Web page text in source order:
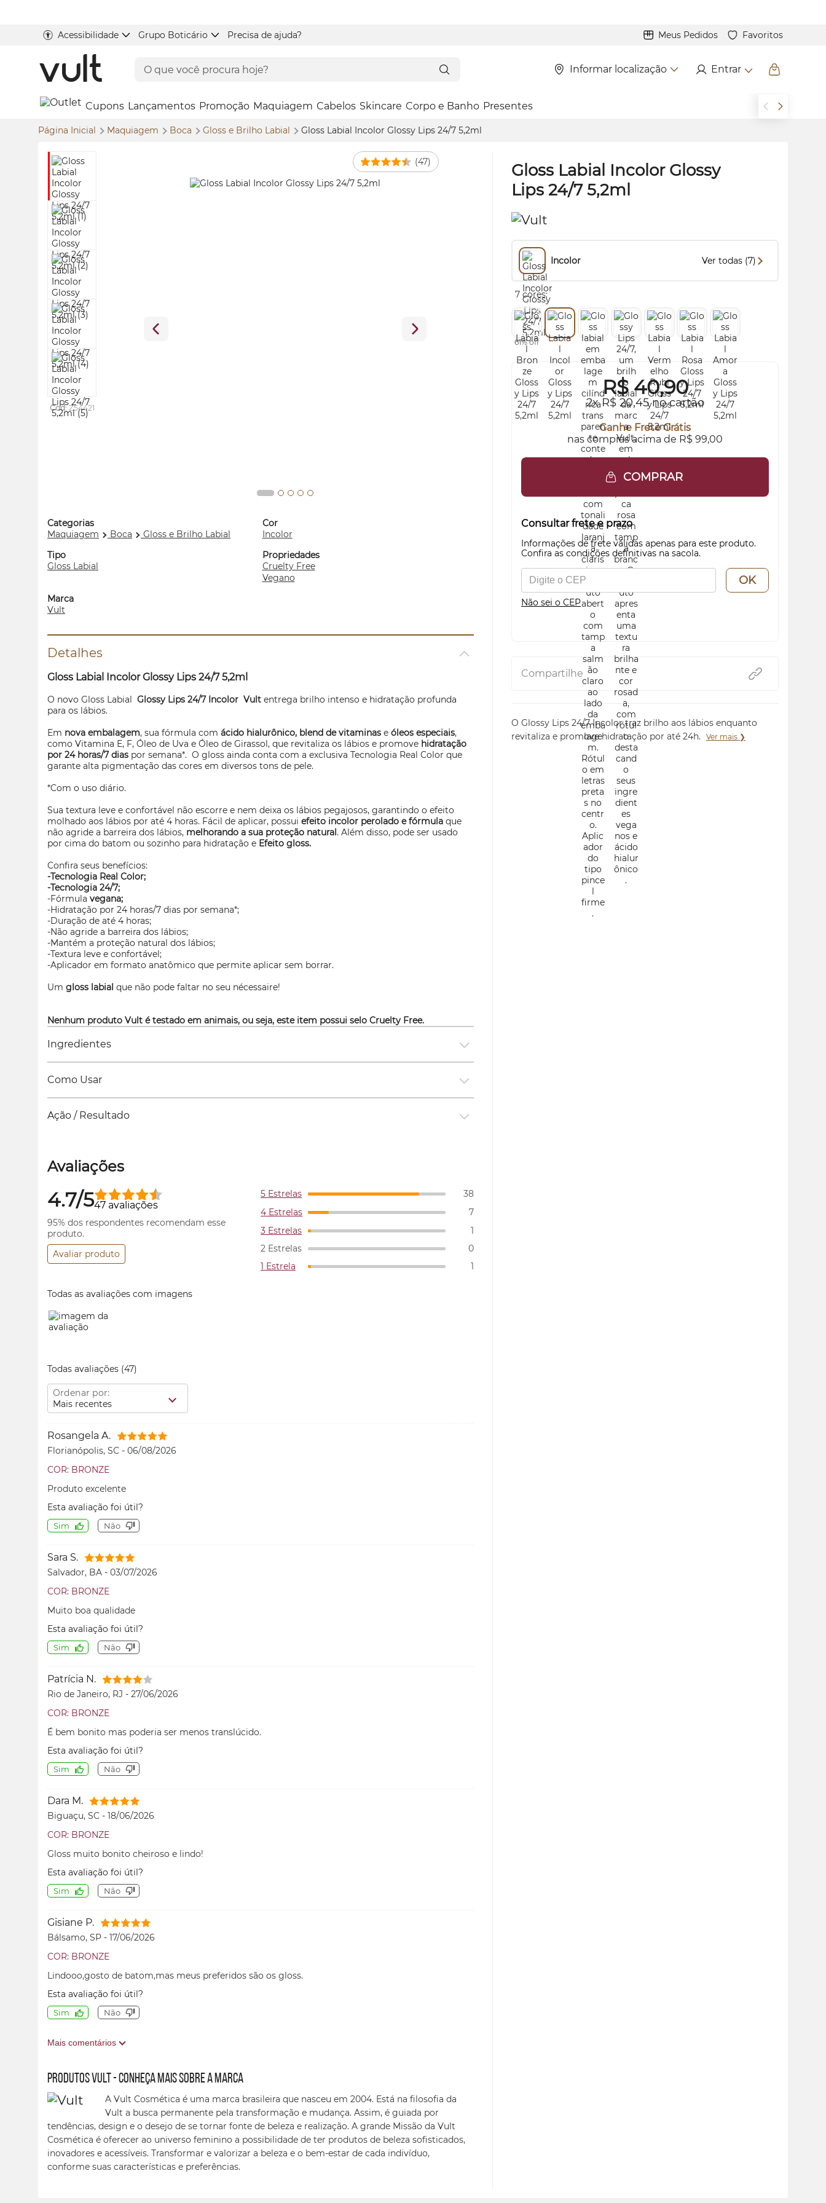
Acessibilidade Grupo Boticário Precisa de ajuda? Meus Pedidos Favoritos
Informar localização Entrar
Cupons Lançamentos Promoção Maquiagem Cabelos Skincare Corpo e Banho Presentes
Página Inicial Maquiagem Boca Gloss e Brilho Labial Gloss Labial Incolor Glossy Lips 24/7 5,2ml
Gloss Labial Incolor Glossy
Lips 24/7 5,2ml
Incolor Ver todas (7)
7 cores:
61% off
R$40,90
2x R$ 20,45 no cartão
Ganhe Frete Grátis
nas compras acima de R$ 99,00
COMPRAR
Consultar frete e prazo
Informações de frete válidas apenas para este produto.
Confira as condições definitivas na sacola.
OK
Não sei o CEP
Compartilhe
O Glossy Lips 24/7 Incolor traz brilho aos lábios enquanto
revitaliza e promove hidratação por até 24h.
Ver mais ❯
(47)
Cod:Z54421
Categorias
Maquiagem
Boca Gloss e Brilho Labial
Cor
Incolor
Tipo
Gloss Labial
Propriedades
Cruelty Free
Vegano
Marca
Vult
Detalhes
Gloss Labial IncolorGlossyLips 24/7 5,2ml
O novo Gloss Labial Glossy Lips 24/7 Incolor Vult entrega brilho intenso e hidratação profunda
para os lábios.
Em nova embalagem, sua fórmula com ácido hialurônico, blend de vitaminas e óleos especiais,
como Vitamina E, F, Óleo de Uva e Óleo de Girassol, que revitaliza os lábios e promove hidratação
por 24 horas/7 dias por semana*. O gloss ainda conta com a exclusiva Tecnologia Real Color que
garante alta pigmentação das cores em diversos tons de pele.
*Com o uso diário.
Sua textura leve e confortável não escorre e nem deixa os lábios pegajosos, garantindo o efeito
molhado aos lábios por até 4 horas. Fácil de aplicar, possui efeito incolor perolado e fórmula que
não agride a barreira dos lábios, melhorando a sua proteção natural. Além disso, pode ser usado
por cima do batom ou sozinho para hidratação e Efeito gloss.
Confira seus benefícios:
-Tecnologia Real Color;
-Tecnologia 24/7;
-Fórmula vegana;
-Hidratação por 24 horas/7 dias por semana*;
-Duração de até 4 horas;
-Não agride a barreira dos lábios;
-Mantém a proteção natural dos lábios;
-Textura leve e confortável;
-Aplicador em formato anatômico que permite aplicar sem borrar.
Um gloss labial que não pode faltar no seu nécessaire!
Nenhum produto Vult é testado em animais, ou seja, este item possui selo Cruelty Free.
Ingredientes
Como Usar
Ação / Resultado
Avaliações
4.7/547 avaliações
95% dos respondentes recomendam esse
produto.
Avaliar produto
5 Estrelas
38
4 Estrelas
7
3 Estrelas
1
2 Estrelas
0
1 Estrela
1
Todas as avaliações com imagens
Todas avaliações (47)
Ordenar por:
Mais recentes
Rosangela A.
Florianópolis, SC - 06/08/2026
COR: BRONZE
Produto excelente
Esta avaliação foi útil?
Sim Não
Sara S.
Salvador, BA - 03/07/2026
COR: BRONZE
Muito boa qualidade
Esta avaliação foi útil?
Sim Não
Patrícia N.
Rio de Janeiro, RJ - 27/06/2026
COR: BRONZE
É bem bonito mas poderia ser menos translúcido.
Esta avaliação foi útil?
Sim Não
Dara M.
Biguaçu, SC - 18/06/2026
COR: BRONZE
Gloss muito bonito cheiroso e lindo!
Esta avaliação foi útil?
Sim Não
Gisiane P.
Bálsamo, SP - 17/06/2026
COR: BRONZE
Lindooo,gosto de batom,mas meus preferidos são os gloss.
Esta avaliação foi útil?
Sim Não
Mais comentários
Produtos Vult - conheça mais sobre a marca
A Vult Cosmética é uma marca brasileira que nasceu em 2004. Está na filosofia da
Vult a busca permanente pela transformação e mudança. Assim, é guiada por
tendências, design e o desejo de se tornar fonte de beleza e realização. A grande Missão da Vult
Cosmética é oferecer ao universo feminino a possibilidade de ter produtos de beleza sofisticados,
inovadores e acessíveis. Transformar e valorizar a beleza e o bem-estar de cada indivíduo,
conforme suas características e preferências.